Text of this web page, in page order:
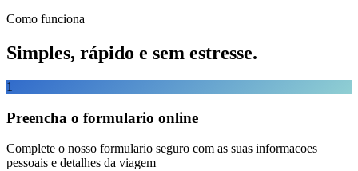
Como funciona
Simples, rápido e sem estresse.
1
Preencha o formulario online
Complete o nosso formulario seguro com as suas informacoes
pessoais e detalhes da viagem